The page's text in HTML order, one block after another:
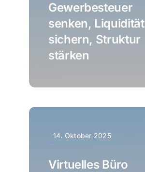
Gewerbesteuer
senken, Liquidität
sichern, Struktur
stärken
14. Oktober 2025
Virtuelles Büro